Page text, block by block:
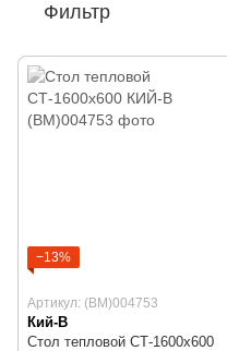
Фильтр
−13%
Артикул: (BM)004753
Кий-В
Стол тепловой СТ-1600х600